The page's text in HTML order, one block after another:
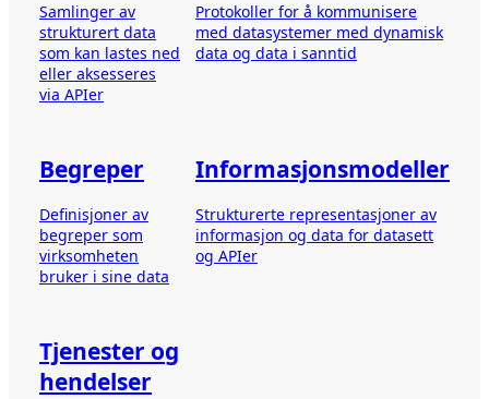
Samlinger av
strukturert data
som kan lastes ned
eller aksesseres
via APIer
Protokoller for å kommunisere
med datasystemer med dynamisk
data og data i sanntid
Begreper
Definisjoner av
begreper som
virksomheten
bruker i sine data
Informasjonsmodeller
Strukturerte representasjoner av
informasjon og data for datasett
og APIer
Tjenester og
hendelser